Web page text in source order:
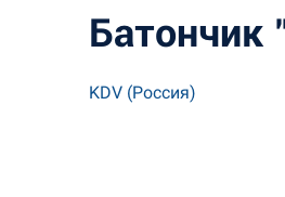
Батончик
KDV (Россия)